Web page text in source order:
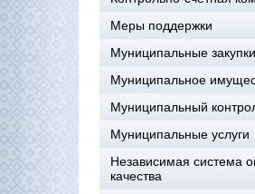
Меры поддержки
Муниципальные закупки
Муниципальное
Муниципальный
Муниципальные услуги
Независимая система
качества